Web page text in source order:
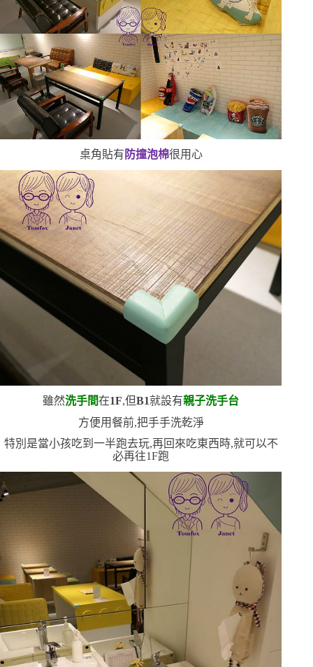
桌角貼有 防撞泡棉很用心
雖然洗手間在1F,但B1就設有親子洗手台
方便用餐前,把手手洗乾淨
特別是當小孩吃到一半跑去玩,再回來吃東西時,就可以不
必再往1F跑